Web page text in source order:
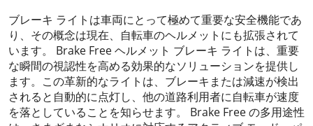
ブレーキ ライトは車両にとって極めて重要な安全機能であ
り、その概念は現在、自転車のヘルメットにも拡張されて
います。 Brake Free ヘルメット ブレーキ ライトは、重要
な瞬間の視認性を高める効果的なソリューションを提供し
ます。この革新的なライトは、ブレーキまたは減速が検出
されると自動的に点灯し、他の道路利用者に自転車が速度
を落としていることを知らせます。 Brake Free の多用途性